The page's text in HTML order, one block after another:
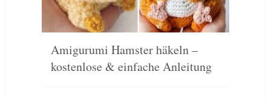
Amigurumi Hamster häkeln –
kostenlose & einfache Anleitung